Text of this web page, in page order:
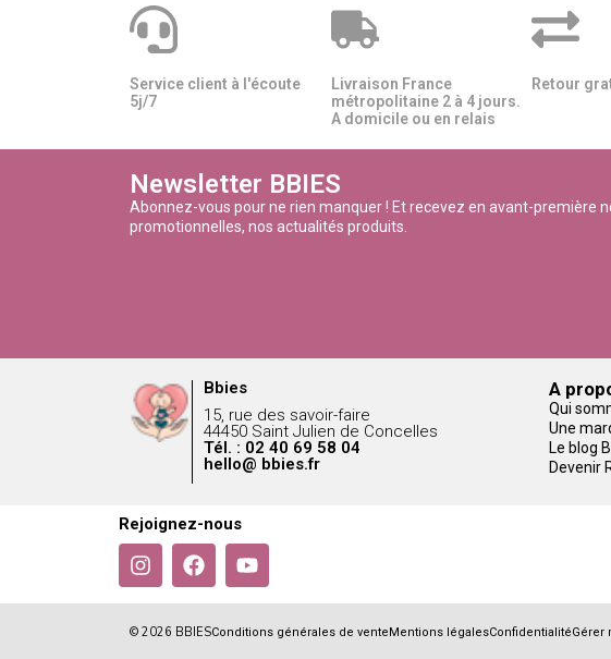
Service client à l'écoute
5j/7
Livraison France
métropolitaine 2 à 4 jours.
A domicile ou en relais​​
Retour
Newsletter BBIES
Abonnez-vous pour ne rien manquer ! Et recevez en avant-première
promotionnelles, nos actualités produits.
Bbies
15, rue des savoir-faire
44450 Saint Julien de Concelles
Tél. : 02 40 69 58 04
hello@ bbies.fr
A
Qui
Une
Le blog
Devenir
Rejoignez-nous
© 2026 BBIESConditions générales de vente Mentions légalesConfidentialitéGérer